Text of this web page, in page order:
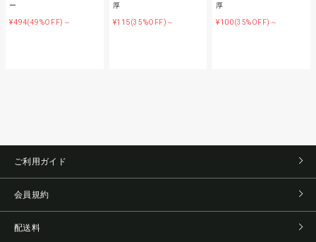
ー
¥494(49%OFF)～
厚
¥115(35%OFF)～
厚
¥100(35%OFF)～
ご利用ガイド
会員規約
配送料